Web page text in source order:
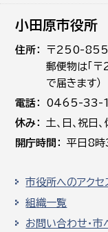
小田原市役所
住所
〒250-
郵便物は「
で届きます）
電話
0465-33-
休み
土､日､祝日
開庁時間
平日8
市役所へのアクセ
組織一覧
お問い合わせ・市